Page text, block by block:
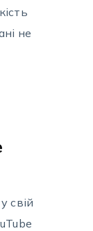
не
свій